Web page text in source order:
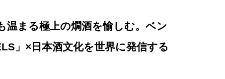
温まる極上の燗酒を愉しむ。ベン
」×日本酒文化を世界に発信する